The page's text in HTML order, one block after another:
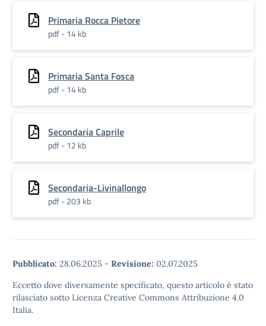
Primaria Rocca Pietore
pdf - 14 kb
Primaria Santa Fosca
pdf - 14 kb
Secondaria Caprile
pdf - 12 kb
Secondaria-Livinallongo
pdf - 203 kb
Pubblicato: 28.06.2025 - Revisione: 02.07.2025
Eccetto dove diversamente specificato, questo articolo è stato
rilasciato sotto Licenza Creative Commons Attribuzione 4.0
Italia.